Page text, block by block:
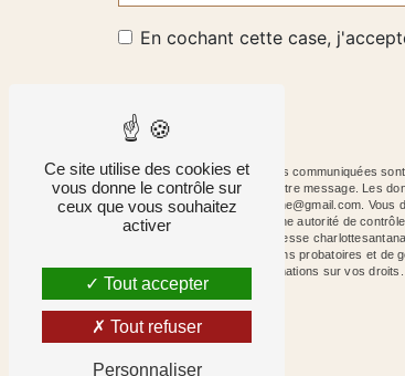
En cochant cette case,
** Les données personnelles communiquées
le seul but de répondre à votre message. Les
charlottesantanaphotographe@gmail.com. Vous
une réclamation auprès d’une autorité de
courrier électronique à l'adresse
de prescription légale aux fins probatoires et
site cnil.fr pour plus d’informations sur vos droits.
Ce site utilise des cookies et
vous donne le contrôle sur
ceux que vous souhaitez
activer
Tout accepter
Tout refuser
Personnaliser